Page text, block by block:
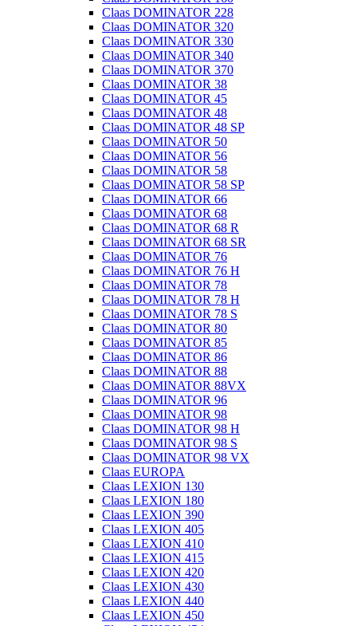
Claas DOMINATOR 228
Claas DOMINATOR 320
Claas DOMINATOR 330
Claas DOMINATOR 340
Claas DOMINATOR 370
Claas DOMINATOR 38
Claas DOMINATOR 45
Claas DOMINATOR 48
Claas DOMINATOR 48 SP
Claas DOMINATOR 50
Claas DOMINATOR 56
Claas DOMINATOR 58
Claas DOMINATOR 58 SP
Claas DOMINATOR 66
Claas DOMINATOR 68
Claas DOMINATOR 68 R
Claas DOMINATOR 68 SR
Claas DOMINATOR 76
Claas DOMINATOR 76 H
Claas DOMINATOR 78
Claas DOMINATOR 78 H
Claas DOMINATOR 78 S
Claas DOMINATOR 80
Claas DOMINATOR 85
Claas DOMINATOR 86
Claas DOMINATOR 88
Claas DOMINATOR 88VX
Claas DOMINATOR 96
Claas DOMINATOR 98
Claas DOMINATOR 98 H
Claas DOMINATOR 98 S
Claas DOMINATOR 98 VX
Claas EUROPA
Claas LEXION 130
Claas LEXION 180
Claas LEXION 390
Claas LEXION 405
Claas LEXION 410
Claas LEXION 415
Claas LEXION 420
Claas LEXION 430
Claas LEXION 440
Claas LEXION 450